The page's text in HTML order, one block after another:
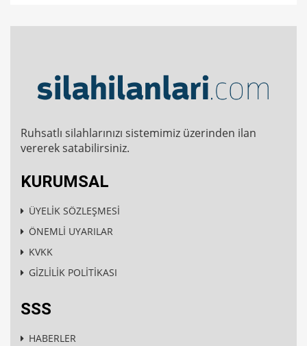
Ruhsatlı silahlarınızı sistemimiz üzerinden ilan
vererek satabilirsiniz.
KURUMSAL
ÜYELİK SÖZLEŞMESİ
ÖNEMLİ UYARILAR
KVKK
GİZLİLİK POLİTİKASI
SSS
HABERLER